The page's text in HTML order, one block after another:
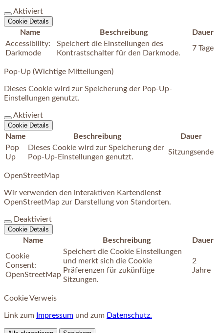
Aktiviert
Cookie Details
Name Beschreibung
Dauer
Accessibility:
Darkmode
Speichert die Einstellungen des
Kontrastschalter für den Darkmode.
7 Tage
Pop-Up (Wichtige Mitteilungen)
Dieses Cookie wird zur Speicherung der Pop-Up-
Einstellungen genutzt.
Aktiviert
Cookie Details
Name Beschreibung
Dauer
Pop
Up
Dieses Cookie wird zur Speicherung der
Pop-Up-Einstellungen genutzt.
Sitzungsende
OpenStreetMap
Wir verwenden den interaktiven Kartendienst
OpenStreetMap zur Darstellung von Standorten.
Deaktiviert
Cookie Details
Name Beschreibung
Dauer
Cookie
Consent:
OpenStreetMap
Speichert die Cookie Einstellungen
und merkt sich die Cookie
Präferenzen für zukünftige
Sitzungen.
2
Jahre
Cookie Verweis
Link zum Impressum und zum Datenschutz.